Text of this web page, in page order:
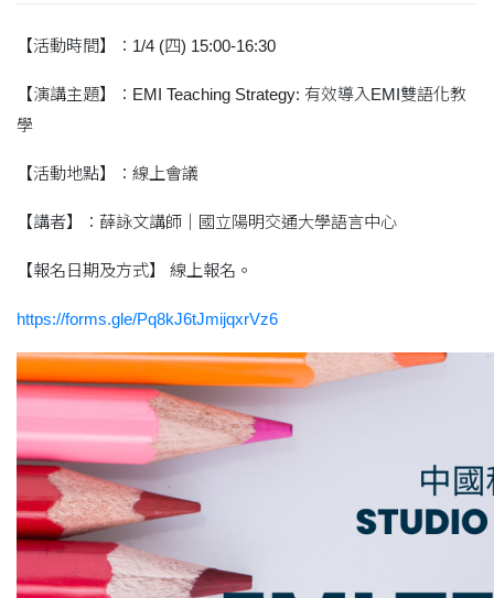
【活動時間】：1/4 (四) 15:00-16:30
【演講主題】：EMI Teaching Strategy: 有效導入EMI雙語化教
學
【活動地點】：線上會議
【講者】：薛詠文講師｜國立陽明交通大學語言中心
【報名日期及方式】 線上報名。
https://forms.gle/Pq8kJ6tJmijqxrVz6